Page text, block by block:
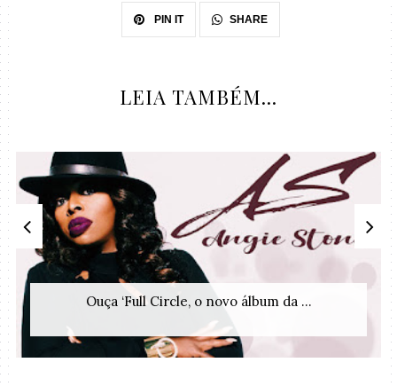
PIN IT SHARE
LEIA TAMBÉM...
Ouça ‘Full Circle, o novo álbum da ...